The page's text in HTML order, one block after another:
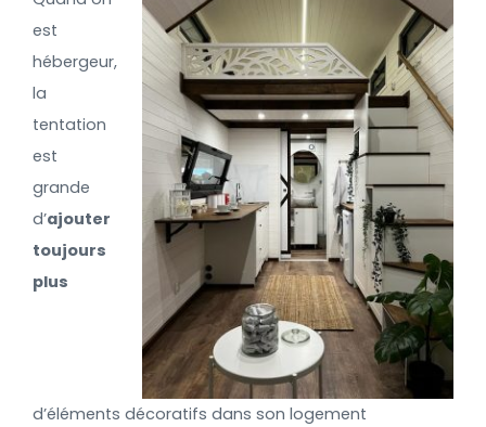
est
hébergeur,
la
tentation
est
grande
d’ajouter
toujours
plus
d’éléments décoratifs dans son logement